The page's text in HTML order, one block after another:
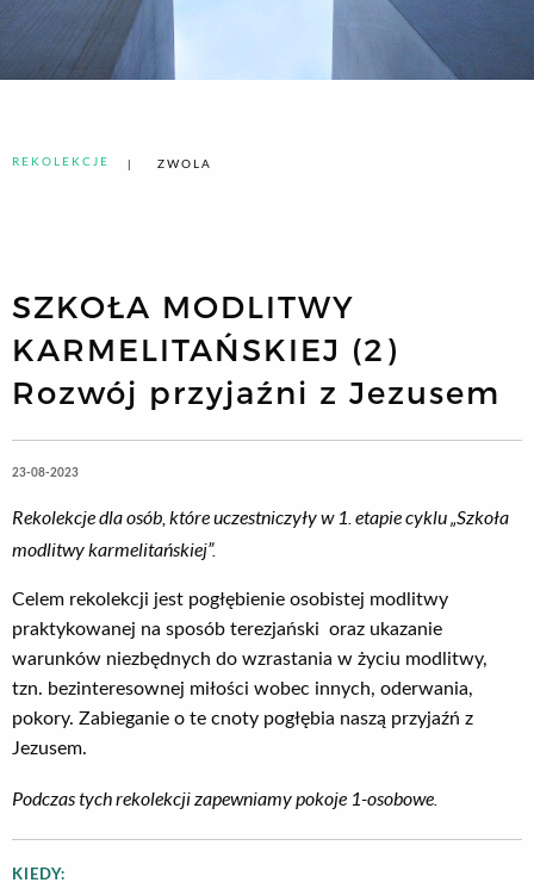
REKOLEKCJE ZWOLA
SZKOŁA MODLITWY
KARMELITAŃSKIEJ (2)
Rozwój przyjaźni z Jezusem
23-08-2023
Rekolekcje dla osób, które uczestniczyły w 1. etapie cyklu „Szkoła
modlitwy karmelitańskiej”.
Celem rekolekcji jest pogłębienie osobistej modlitwy
praktykowanej na sposób terezjański oraz ukazanie
warunków niezbędnych do wzrastania w życiu modlitwy,
tzn. bezinteresownej miłości wobec innych, oderwania,
pokory. Zabieganie o te cnoty pogłębia naszą przyjaźń z
Jezusem.
Podczas tych rekolekcji zapewniamy pokoje 1-osobowe.
KIEDY: